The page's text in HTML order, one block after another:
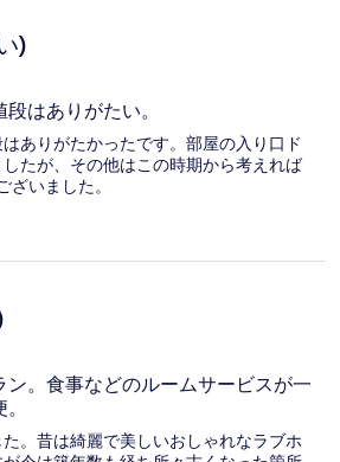
)
はありがたい。
ありがたかったです。部屋の入り口ド
たが、その他はこの時期から考えれば
いました。
ン。食事などのルームサービスが一
。昔は綺麗で美しいおしゃれなラブホ